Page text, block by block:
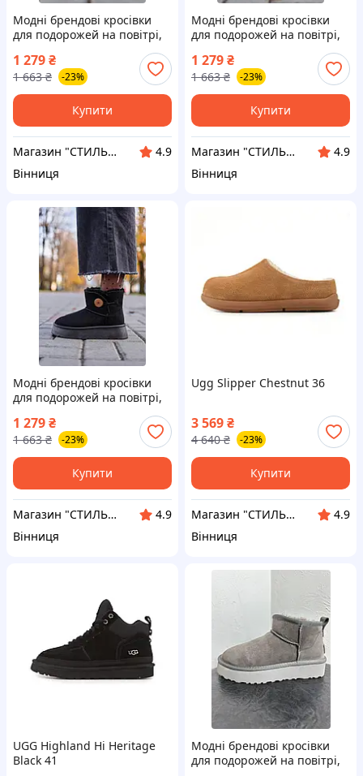
Модні брендові кросівки
для подорожей на повітрі,
Plarform Beige (No Name) 36
1 279₴
1 663 ₴ -23%
Купити
Магазин "СТИЛЬНИЙ МОЛОДІЖНИЙ ОДЯГ"
4.9
Вінниця
Модні брендові кросівки
для подорожей на повітрі,
Plarform Grey (No Name) 37
1 279₴
1 663 ₴ -23%
Купити
Магазин "СТИЛЬНИЙ МОЛОДІЖНИЙ ОДЯГ"
4.9
Вінниця
Модні брендові кросівки
для подорожей на повітрі,
Plarform Black (No Name)
1 279₴
1 663 ₴ -23%
Купити
Магазин "СТИЛЬНИЙ МОЛОДІЖНИЙ ОДЯГ"
4.9
Вінниця
Ugg Slipper Chestnut 36
3 569₴
4 640 ₴ -23%
Купити
Магазин "СТИЛЬНИЙ МОЛОДІЖНИЙ ОДЯГ"
4.9
Вінниця
UGG Highland Hi Heritage
Black 41
Модні брендові кросівки
для подорожей на повітрі,